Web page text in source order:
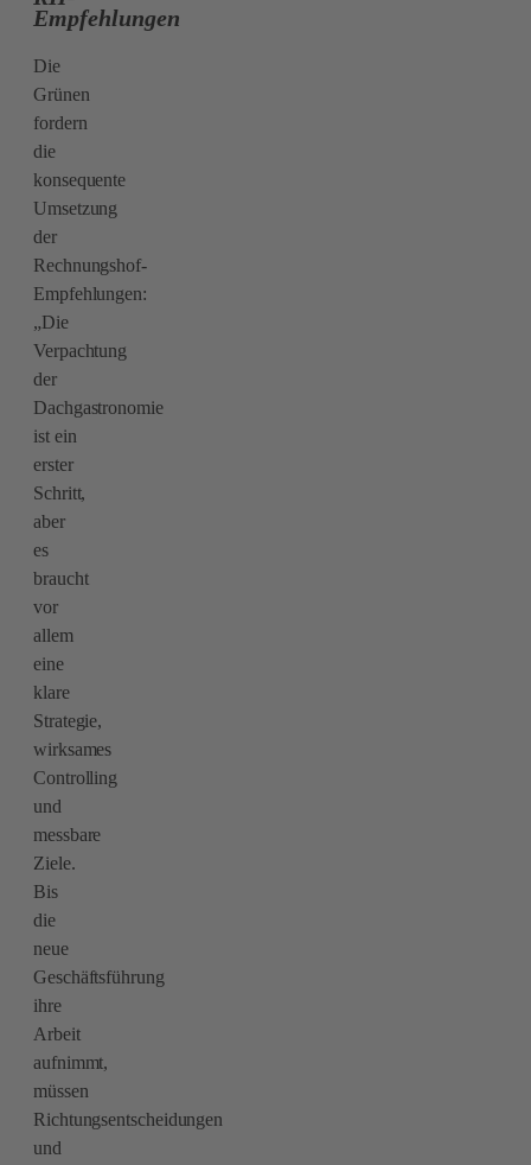
Empfehlungen
Die
Grünen
fordern
die
konsequente
Umsetzung
der
Rechnungshof-
Empfehlungen:
„Die
Verpachtung
der
Dachgastronomie
ist ein
erster
Schritt,
aber
es
braucht
vor
allem
eine
klare
Strategie,
wirksames
Controlling
und
messbare
Ziele.
Bis
die
neue
Geschäftsführung
ihre
Arbeit
aufnimmt,
müssen
Richtungsentscheidungen
und